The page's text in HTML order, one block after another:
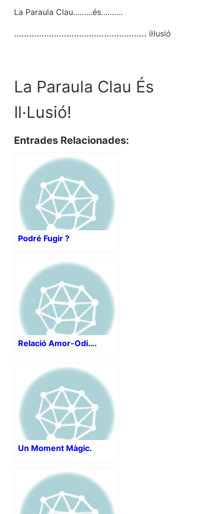
La Paraula Clau………és……….
…………………………………………….. il·lusió
La Paraula Clau És
Il·Lusió!
Entrades Relacionades:
Podré Fugir ?
Relació Amor-Odi….
Un Moment Màgic.